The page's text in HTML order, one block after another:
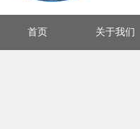
首页 关于我们